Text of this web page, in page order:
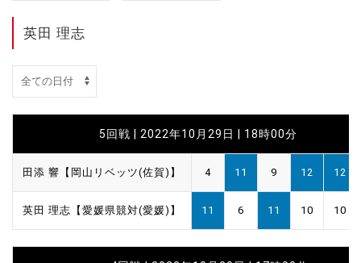
英田 理志
5回戦 | 2022年10月29日 | 18時00分
田添 響【岡山リベッツ(佐賀)】 4 11 9 12 12
英田 理志【愛媛県競対(愛媛)】 11 6 11 10 10